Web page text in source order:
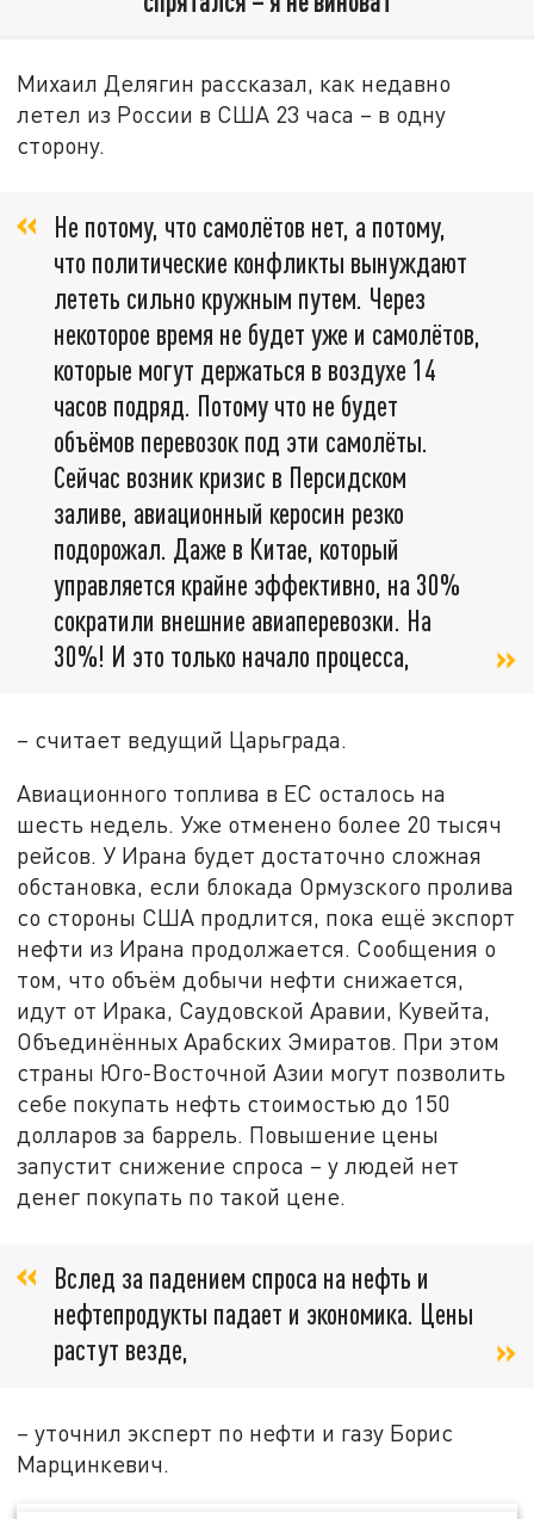
Михаил Делягин рассказал, как недавно
летел из России в США 23 часа – в одну
сторону.
Не потому, что самолётов нет, а потому,
что политические конфликты вынуждают
лететь сильно кружным путем. Через
некоторое время не будет уже и самолётов,
которые могут держаться в воздухе 14
часов подряд. Потому что не будет
объёмов перевозок под эти самолёты.
Сейчас возник кризис в Персидском
заливе, авиационный керосин резко
подорожал. Даже в Китае, который
управляется крайне эффективно, на 30%
сократили внешние авиаперевозки. На
30%! И это только начало процесса,
– считает ведущий Царьграда.
Авиационного топлива в ЕС осталось на
шесть недель. Уже отменено более 20 тысяч
рейсов. У Ирана будет достаточно сложная
обстановка, если блокада Ормузского пролива
со стороны США продлится, пока ещё экспорт
нефти из Ирана продолжается. Сообщения о
том, что объём добычи нефти снижается,
идут от Ирака, Саудовской Аравии, Кувейта,
Объединённых Арабских Эмиратов. При этом
страны Юго-Восточной Азии могут позволить
себе покупать нефть стоимостью до 150
долларов за баррель. Повышение цены
запустит снижение спроса – у людей нет
денег покупать по такой цене.
Вслед за падением спроса на нефть и
нефтепродукты падает и экономика. Цены
растут везде,
– уточнил эксперт по нефти и газу Борис
Марцинкевич.